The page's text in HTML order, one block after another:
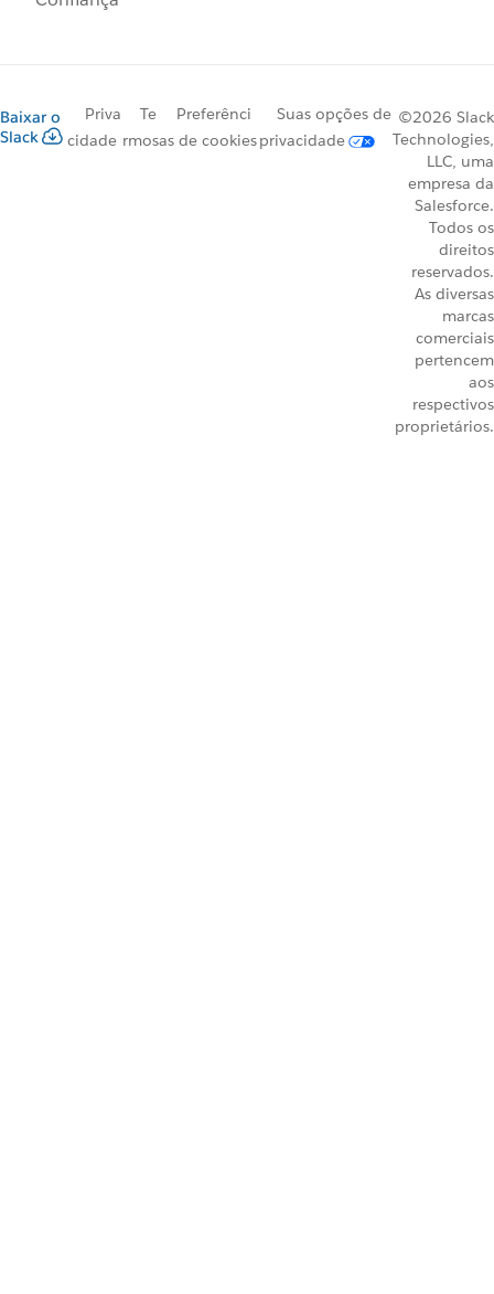
Baixar o
Slack
Priva
cidade
Te
rmos
Preferênci
as de cookies
Suas opções de
privacidade
©2026 Slack
Technologies,
LLC, uma
empresa da
Salesforce.
Todos os
direitos
reservados.
As diversas
marcas
comerciais
pertencem
aos
respectivos
proprietários.